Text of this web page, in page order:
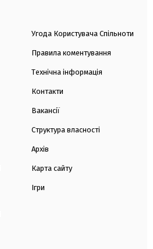
Угода Користувача Спільноти
Правила коментування
Технічна інформація
Контакти
Вакансії
Структура власності
Архів
Карта сайту
Ігри